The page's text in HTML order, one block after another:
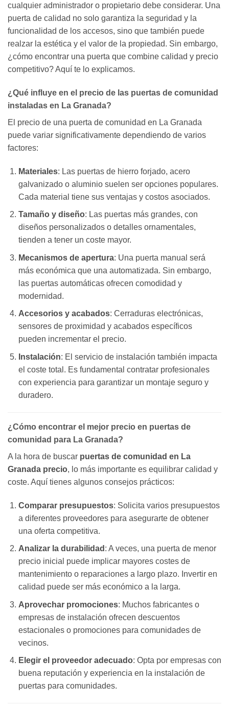
cualquier administrador o propietario debe considerar. Una
puerta de calidad no solo garantiza la seguridad y la
funcionalidad de los accesos, sino que también puede
realzar la estética y el valor de la propiedad. Sin embargo,
¿cómo encontrar una puerta que combine calidad y precio
competitivo? Aquí te lo explicamos.
¿Qué influye en el precio de las puertas de comunidad
instaladas en La Granada?
El precio de una puerta de comunidad en La Granada
puede variar significativamente dependiendo de varios
factores:
Materiales: Las puertas de hierro forjado, acero
galvanizado o aluminio suelen ser opciones populares.
Cada material tiene sus ventajas y costos asociados.
Tamaño y diseño: Las puertas más grandes, con
diseños personalizados o detalles ornamentales,
tienden a tener un coste mayor.
Mecanismos de apertura: Una puerta manual será
más económica que una automatizada. Sin embargo,
las puertas automáticas ofrecen comodidad y
modernidad.
Accesorios y acabados: Cerraduras electrónicas,
sensores de proximidad y acabados específicos
pueden incrementar el precio.
Instalación: El servicio de instalación también impacta
el coste total. Es fundamental contratar profesionales
con experiencia para garantizar un montaje seguro y
duradero.
¿Cómo encontrar el mejor precio en puertas de
comunidad para La Granada?
A la hora de buscar puertas de comunidad en La
Granada precio, lo más importante es equilibrar calidad y
coste. Aquí tienes algunos consejos prácticos:
Comparar presupuestos: Solicita varios presupuestos
a diferentes proveedores para asegurarte de obtener
una oferta competitiva.
Analizar la durabilidad : A veces, una puerta de menor
precio inicial puede implicar mayores costes de
mantenimiento o reparaciones a largo plazo. Invertir en
calidad puede ser más económico a la larga.
Aprovechar promociones: Muchos fabricantes o
empresas de instalación ofrecen descuentos
estacionales o promociones para comunidades de
vecinos.
Elegir el proveedor adecuado: Opta por empresas con
buena reputación y experiencia en la instalación de
puertas para comunidades.